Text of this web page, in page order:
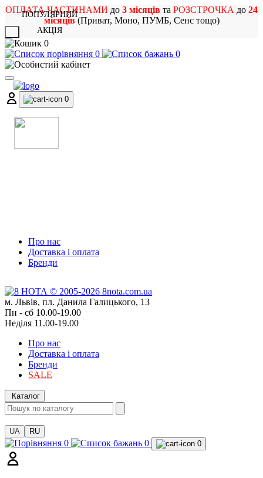
ОПЛАТА ЧАСТИНАМИ до 3 місяців та РОЗСТРОЧКА до 24
місяців(Приват, Моно, ПУМБ, Сенс тощо)
0
0
0
0
Про нас
Доставка і оплата
Бренди
м. Львів, пл. Данила Галицького, 13
Пн - сб 10.00-19.00
Неділя 11.00-19.00
Про нас
Доставка і оплата
Бренди
SALE
Каталог
UA RU
0 0 0
ПОПУЛЯРНИЙ
АКЦІЯ